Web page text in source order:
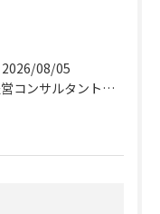
2026/08/05
経営コンサルタントのモーちゃん・毛利京申です。